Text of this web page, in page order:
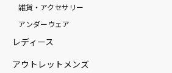
雑貨・アクセサリー
アンダーウェア
レディース
アウトレットメンズ